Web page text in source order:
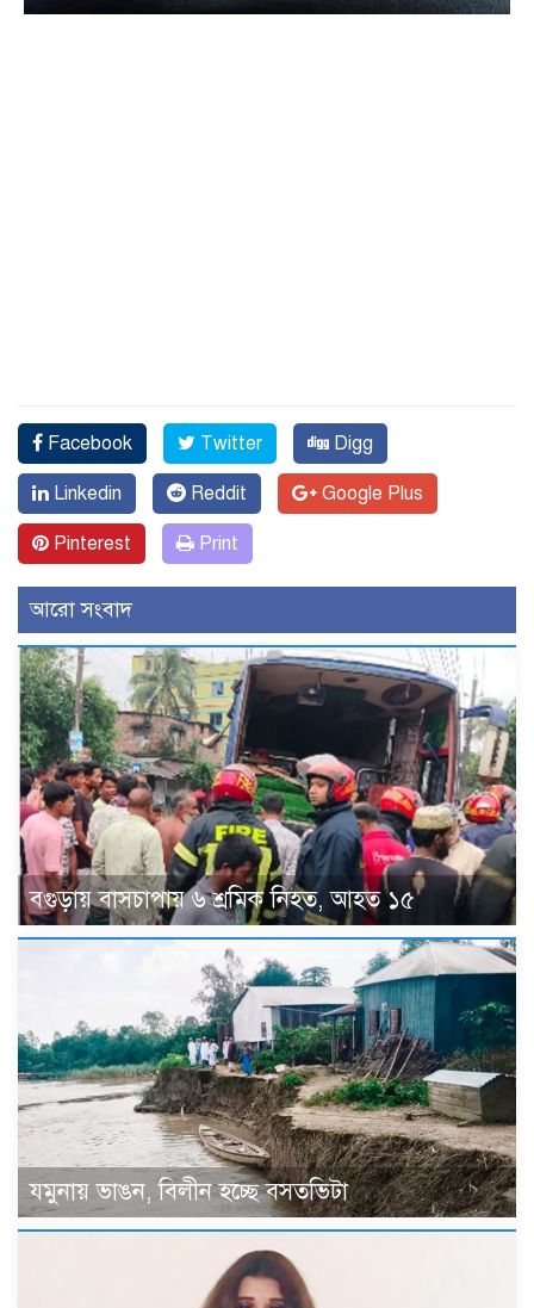
Facebook Twitter Digg
Linkedin Reddit Google Plus
Pinterest Print
আরো সংবাদ
বগুড়ায় বাসচাপায় ৬ শ্রমিক নিহত, আহত ১৫
যমুনায় ভাঙন, বিলীন হচ্ছে বসতভিটা